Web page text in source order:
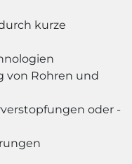
kurze
von Rohren und
oder -